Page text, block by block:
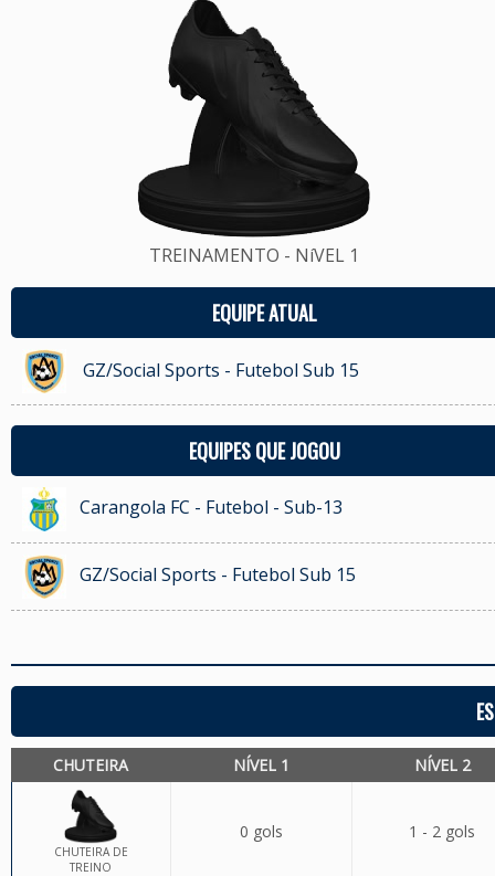
TREINAMENTO - NíVEL 1
EQUIPE ATUAL
GZ/Social Sports - Futebol Sub 15
EQUIPES QUE JOGOU
Carangola FC - Futebol - Sub-13
GZ/Social Sports - Futebol Sub 15
CHUTEIRA NÍVEL 1 NÍVEL 2
CHUTEIRA DE
TREINO
0 gols 1 - 2 gols